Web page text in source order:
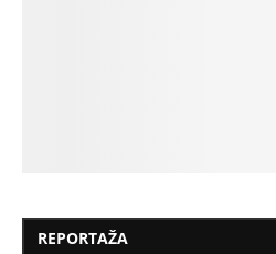
REPORTAŽA